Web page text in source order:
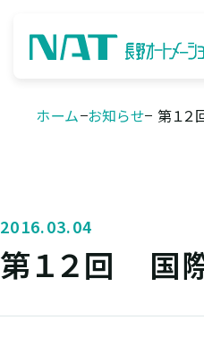
ホーム お知らせ 第１２
2016.03.04
第１２回 国